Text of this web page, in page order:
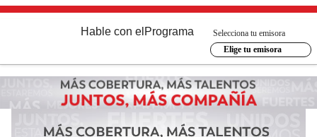
Hable con el Programa
Selecciona tu emisora
Elige tu emisora